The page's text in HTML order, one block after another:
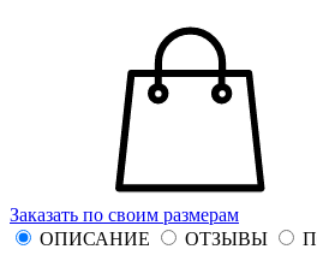
Заказать по своим размерам
ОПИСАНИЕ
ОТЗЫВЫ